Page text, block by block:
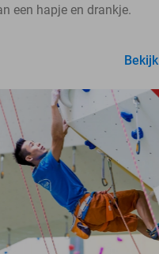
een hapje en drankje.